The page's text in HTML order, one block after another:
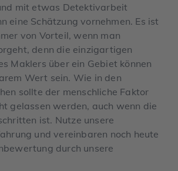
mit etwas Detektivarbeit
eine Schätzung vornehmen. Es ist
von Vorteil, wenn man
denn die einzigartigen
Maklers über ein Gebiet können
Wert sein. Wie in den
sollte der menschliche Faktor
gelassen werden, auch wenn die
ist. Nutze unsere
und vereinbaren noch heute
durch unsere